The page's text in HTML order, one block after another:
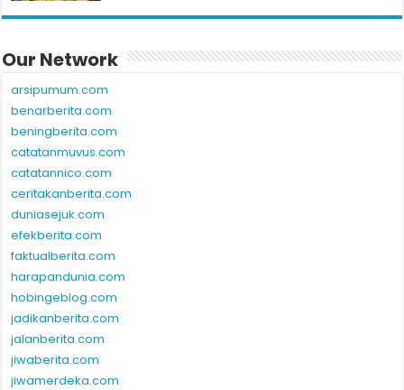
Our Network
arsipumum.com
benarberita.com
beningberita.com
catatanmuvus.com
catatannico.com
ceritakanberita.com
duniasejuk.com
efekberita.com
faktualberita.com
harapandunia.com
hobingeblog.com
jadikanberita.com
jalanberita.com
jiwaberita.com
jiwamerdeka.com